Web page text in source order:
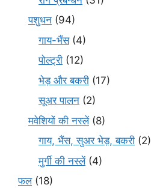
पशुधन (94)
गाय-भैंस(4)
पोल्ट्री (12)
भेड़ और बकरी (17)
सूअर पालन (2)
मवेशियों की नस्लें(8)
गाय, भैंस, सुअर भेड़, बकरी (2)
मुर्गी की नस्लें(4)
फल(18)